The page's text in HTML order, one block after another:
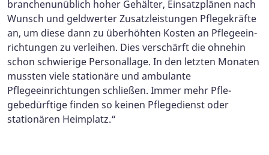
branchenunüblich hoher Gehälter, Einsatzplänen nach
Wunsch und geldwerter Zusatzleistungen Pflegekräfte
an, um diese dann zu überhöhten Kosten an Pflegeein-
richtungen zu verleihen. Dies verschärft die ohnehin
schon schwierige Personallage. In den letzten Monaten
mussten viele stationäre und ambulante
Pflegeeinrichtungen schließen. Immer mehr Pfle-
gebedürftige finden so keinen Pflegedienst oder
stationären Heimplatz.“